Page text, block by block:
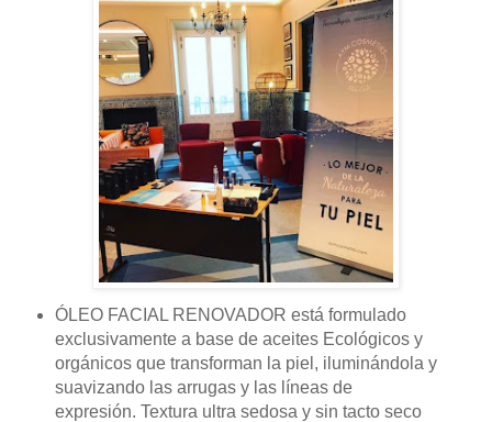
ÓLEO FACIAL RENOVADOR está formulado
exclusivamente a base de aceites Ecológicos y
orgánicos que transforman la piel, iluminándola y
suavizando las arrugas y las líneas de
expresión. Textura ultra sedosa y sin tacto seco